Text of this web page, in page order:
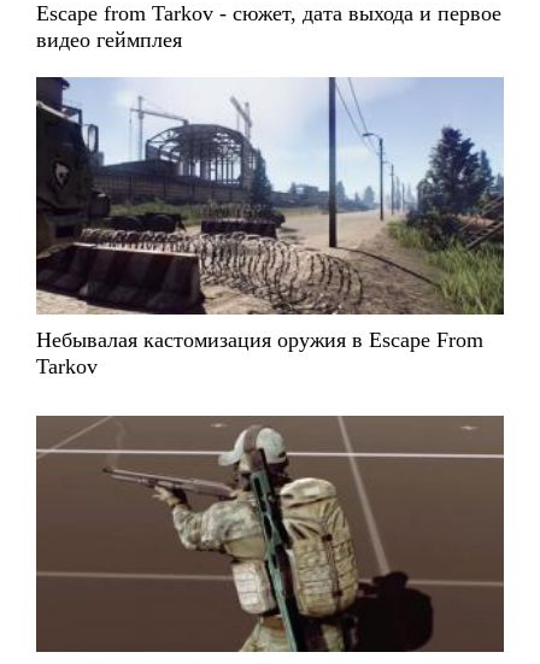
Escape from Tarkov - сюжет, дата выхода и первое
видео геймплея
Небывалая кастомизация оружия в Escape From
Tarkov